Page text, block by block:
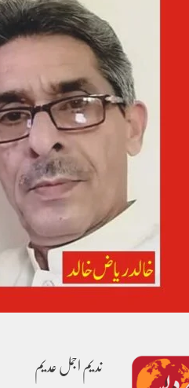
ندیم اجمل عدیم